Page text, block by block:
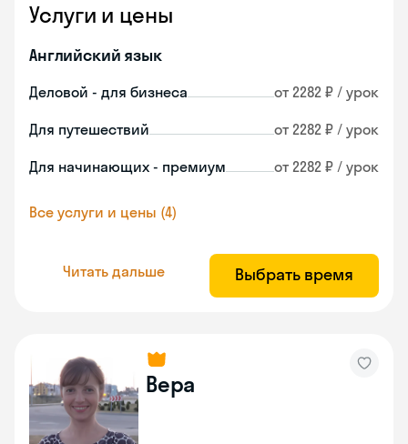
Услуги и цены
Английский язык
Деловой - для бизнеса от 2282 ₽ / урок
Для путешествий от 2282 ₽ / урок
Для начинающих - премиум от 2282 ₽ / урок
Все услуги и цены (4)
Читать дальше Выбрать время
Вера